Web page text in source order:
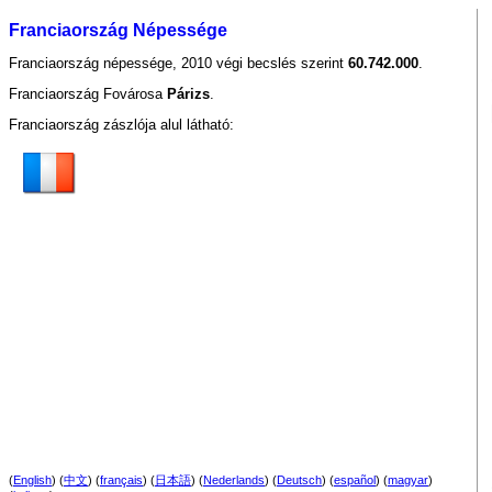
Franciaország Népessége
Franciaország népessége, 2010 végi becslés szerint 60.742.000
Franciaország Fovárosa Párizs
Franciaország zászlója alul látható:
(English) (中文) (français) (日本語) (Nederlands) (Deutsch) (español) (magyar)